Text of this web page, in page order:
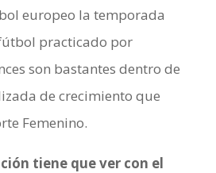
europeo la temporada
practicado por
son bastantes dentro de
de crecimiento que
Femenino.
tiene que ver con el